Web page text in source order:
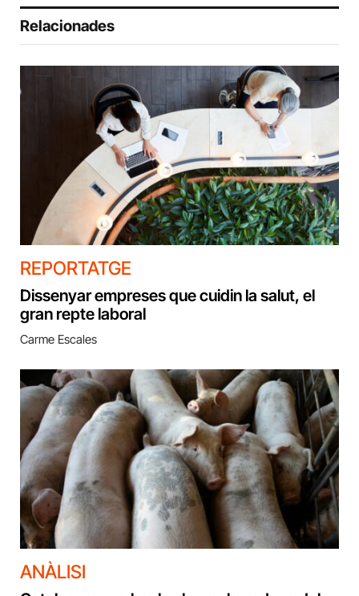
Relacionades
REPORTATGE
Dissenyar empreses que cuidin la salut, el
gran repte laboral
Carme Escales
ANÀLISI